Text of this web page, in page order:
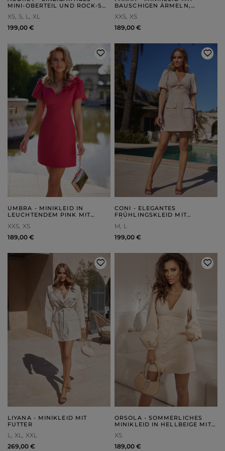
MINI-OBERTEIL UND ROCK-SET
XS S L XL
199,00 €
BAUSCHIGEN ÄRMELN,
QUADRATISCHEM
AUSSCHNITT,
REISSVERSCHLUSS
XXS XS
189,00 €
UMBRA - MINIKLEID IN
LEUCHTENDEM PINK MIT
PUFFÄRMELN UND
ABNEHMBARER BROSCHE
XXS XS
189,00 €
CONI - ELEGANTES
FRÜHLINGSKLEID MIT
SCHLEIFE UND TASCHEN
M L
199,00 €
LIYANA - MINIKLEID MIT
FUTTER
L XL XXL
269,00 €
ORSOLA - SOMMERLICHES
MINIKLEID IN HELLBEIGE MIT
XS
189,00 €